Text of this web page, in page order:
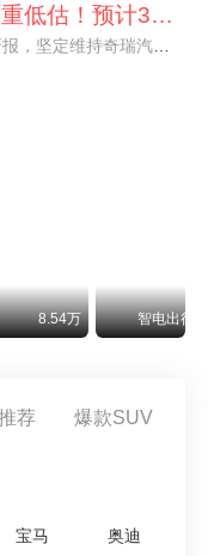
美国花旗：奇瑞市值被严重低估！预计36港元/股
近期美国权威投行花旗再度发布研报，坚定维持奇瑞汽车（09973.HK）买入评级，将其合理目标价定格在36港元/股。对照公司最新25.46港元的二级市场现价，这一目标价意味着股价存在41.4%的可观上行空间，花旗直言，当前资本市场受短期市场情绪、国内车市价格战扰动，明显低估了奇瑞长期价值与全球化成长潜力。
8.54万 智电出行
荐 爆款SUV
宝马 奥迪